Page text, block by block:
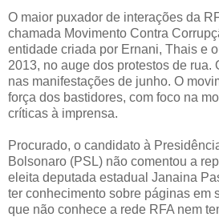
O maior puxador de interações da
chamada Movimento Contra
entidade criada por Ernani, Thais e
2013, no auge dos protestos de rua.
nas manifestações de junho. O
força dos bastidores, com foco na
críticas à imprensa.
Procurado, o candidato à
Bolsonaro (PSL) não comentou a
eleita deputada estadual Janaina
ter conhecimento sobre páginas em
que não conhece a rede RFA nem